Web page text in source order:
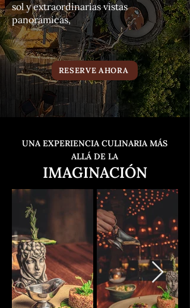
sol y extraordinarias vistas
panorámicas,
RESERVE AHORA
UNA EXPERIENCIA CULINARIA MÁS
ALLÁ DE LA
IMAGINACIÓN